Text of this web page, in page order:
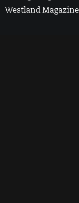
Westland Magazine